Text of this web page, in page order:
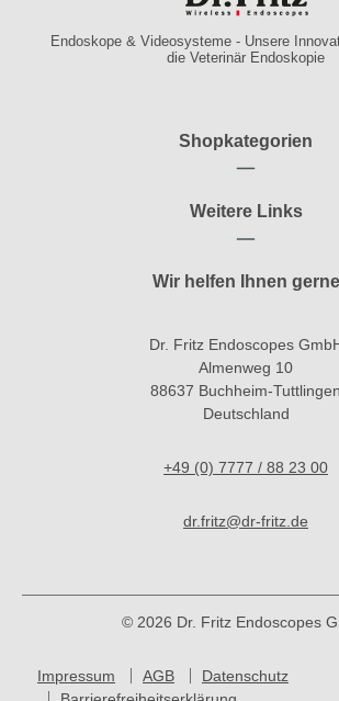
Endoskope & Videosysteme - Unsere
die Veterinär Endoskopie
Shopkategorien
Weitere Links
Wir helfen Ihnen gerne
Dr. Fritz Endoscopes
Almenweg 10
88637 Buchheim-Tuttlingen
Deutschland
+49 (0) 7777 / 88 23 00
dr.fritz@dr-fritz.de
© 2026 Dr. Fritz Endoscopes
Impressum AGB
Datenschutz